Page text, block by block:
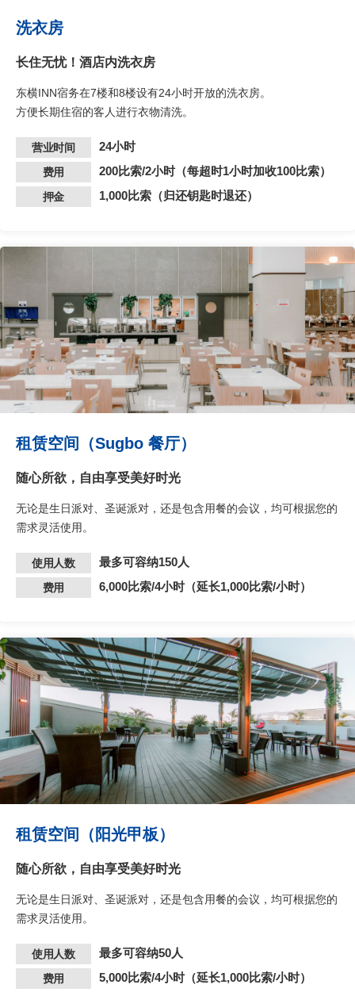
洗衣房
长住无忧！酒店内洗衣房
东横INN宿务在7楼和8楼设有24小时开放的洗衣房。
方便长期住宿的客人进行衣物清洗。
营业时间 24小时
费用 200比索/2小时（每超时1小时加收100比索）
押金 1,000比索（归还钥匙时退还）
租赁空间（Sugbo 餐厅）
随心所欲，自由享受美好时光
无论是生日派对、圣诞派对，还是包含用餐的会议，均可根据您的
需求灵活使用。
使用人数 最多可容纳150人
费用 6,000比索/4小时（延长1,000比索/小时）
租赁空间（阳光甲板）
随心所欲，自由享受美好时光
无论是生日派对、圣诞派对，还是包含用餐的会议，均可根据您的
需求灵活使用。
使用人数 最多可容纳50人
费用 5,000比索/4小时（延长1,000比索/小时）